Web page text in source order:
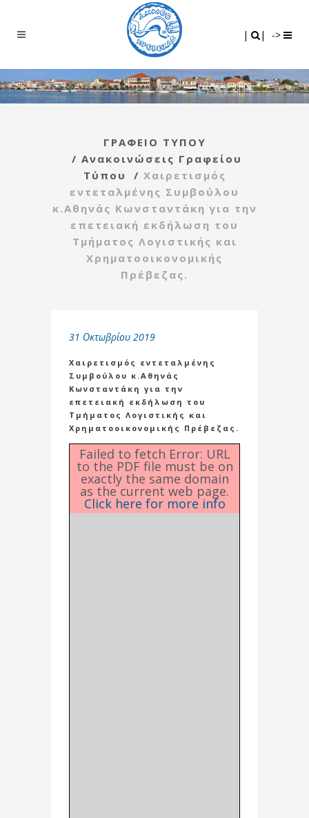
| | ->
ΓΡΑΦΕΙΟ ΤΥΠΟΥ
/ Ανακοινώσεις Γραφείου
Τύπου
/ Χαιρετισμός
εντεταλμένης Συμβούλου
κ.Αθηνάς Κωνσταντάκη για την
επετειακή εκδήλωση του
Τμήματος Λογιστικής και
Χρηματοοικονομικής
Πρέβεζας.
31 Οκτωβρίου 2019
Χαιρετισμός εντεταλμένης
Συμβούλου κ.Αθηνάς
Κωνσταντάκη για την
επετειακή εκδήλωση του
Τμήματος Λογιστικής και
Χρηματοοικονομικής Πρέβεζας.
Failed to fetch Error: URL
to the PDF file must be on
exactly the same domain
as the current web page.
Click here for more info